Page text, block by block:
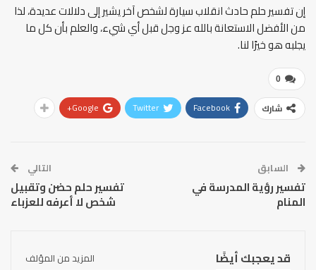
إن تفسير حلم حادث انقلاب سيارة لشخص آخر يشير إلى دلالات عديدة، لذا
من الأفضل الاستعانة بالله عز وجل قبل أي شيء، والعلم بأن كل ما
يجلبه هو خيرًا لنا.
0
شارك Facebook
Twitter
Google+
السابق
تفسير رؤية المدرسة في
المنام
التالي
تفسير حلم حضن وتقبيل
شخص لا أعرفه للعزباء
قد يعجبك أيضًا المزيد من المؤلف